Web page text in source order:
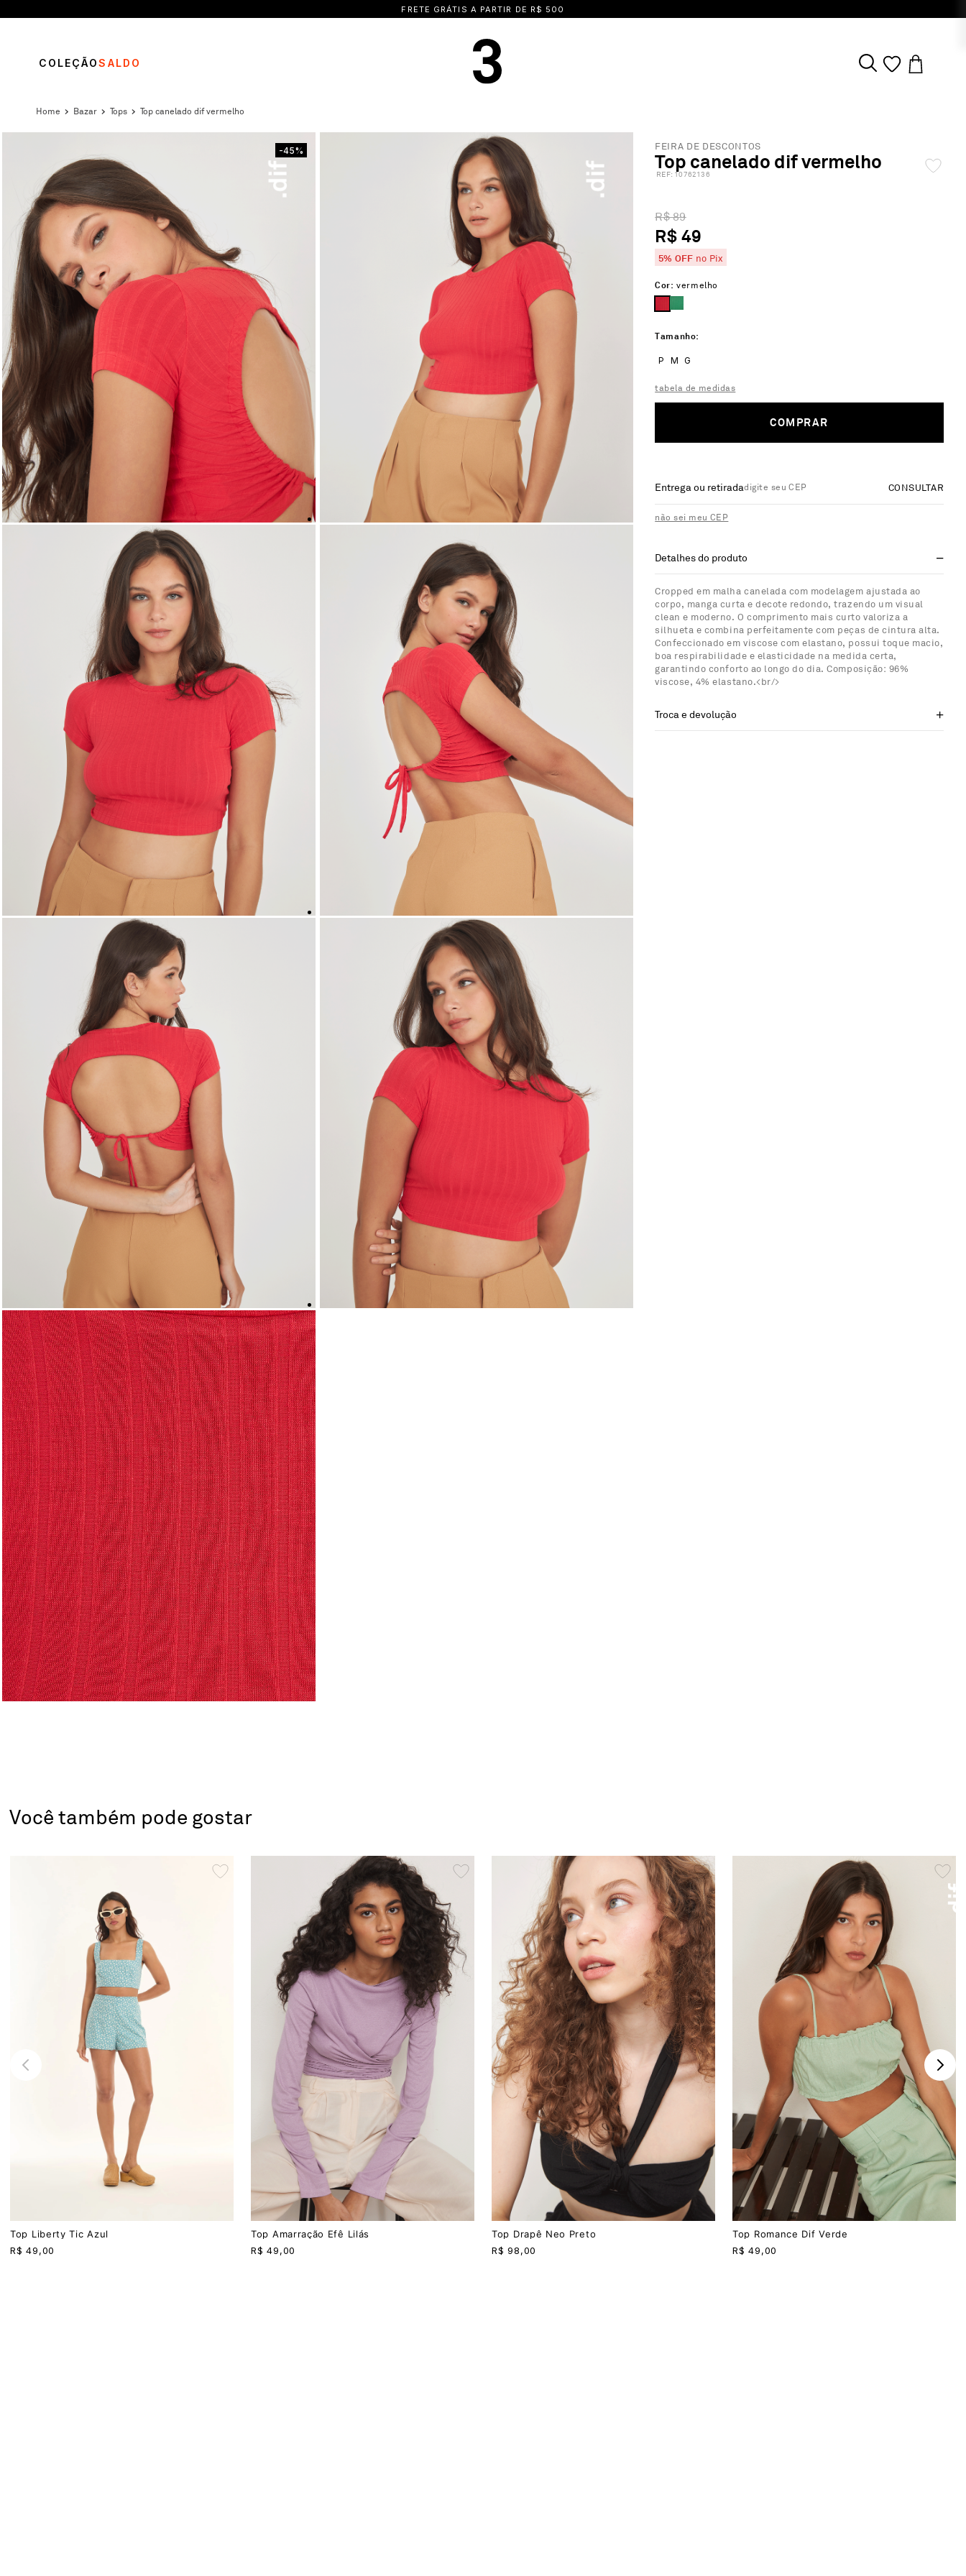
15% OFF NA PRIMEIRA COMPRA | CUPOM: BEMVINDA15
COLEÇÃOSALDO
bazar tops top canelado dif vermelho
-45% FEIRA DE DESCONTOS
Top canelado dif vermelho
: 10762136
R$ 89
R$ 49
5% OFF no Pix
Cor: vermelho
Tamanho
P M G
tabela de medidas
COMPRAR
Entrega ou retirada CONSULTAR
não sei meu CEP
Detalhes do produto
Cropped em malha canelada com modelagem ajustada ao
corpo, manga curta e decote redondo, trazendo um visual
clean e moderno. O comprimento mais curto valoriza a
silhueta e combina perfeitamente com peças de cintura alta.
Confeccionado em viscose com elastano, possui toque macio,
boa respirabilidade e elasticidade na medida certa,
garantindo conforto ao longo do dia. Composição: 96%
viscose, 4% elastano.<br/>
Troca e devolução
Você também pode gostar
Top Liberty Tic Azul
R$ 49,00
Top Amarração Efê Lilás
PMG
R$ 49,00
Top Drapê Neo Preto
R$ 98,00
Top Romance Dif Verde
PP P
R$ 49,00
TERMOS MAIS BUSCADOS
1
vestido
2º
calça
3
blusa
4º
top
6
7
camisa
º
vestido preto
10
vestidos